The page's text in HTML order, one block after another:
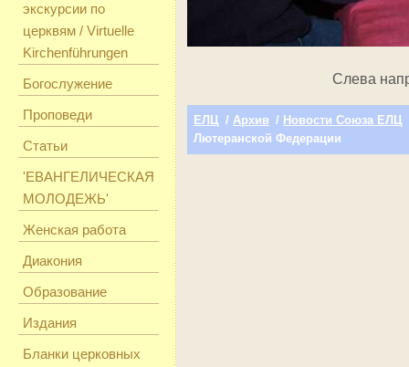
экскурсии по
церквям / Virtuelle
Kirchenführungen
Богослужение
Проповеди
Статьи
'ЕВАНГЕЛИЧЕСКАЯ
МОЛОДЕЖЬ'
Женская работа
Диакония
Образование
Издания
Бланки церковных
Слева
ЕЛЦ / Архив / Новости Союза ЕЛЦ
Лютеранской Федерации